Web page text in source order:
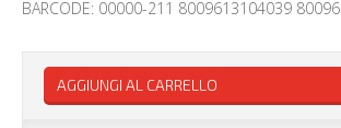
BARCODE: 00000-211 8009613104039
AGGIUNGI AL CARRELLO